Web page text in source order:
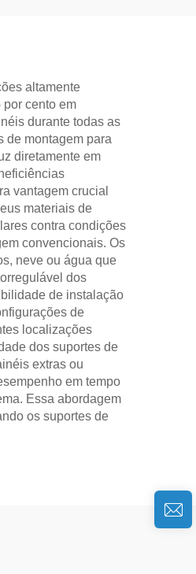
altamente
cento em
durante todas as
de montagem para
diretamente em
vantagem crucial
materiais de
contra condições
convencionais. Os
neve ou água que
dos
de instalação
de
localizações
dos suportes de
extras ou
em tempo
Essa abordagem
os suportes de